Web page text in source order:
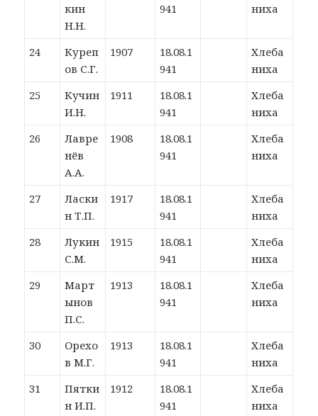
кин
Н.Н.
941
ниха
24
Куреп
ов С.Г.
1907
18.08.1
941
Хлеба
ниха
25
Кучин
И.Н.
1911
18.08.1
941
Хлеба
ниха
26
Лавре
нёв
А.А.
1908
18.08.1
941
Хлеба
ниха
27
Ласки
н Т.П.
1917
18.08.1
941
Хлеба
ниха
28
Лукин
С.М.
1915
18.08.1
941
Хлеба
ниха
29
Март
ынов
П.С.
1913
18.08.1
941
Хлеба
ниха
30
Орехо
в М.Г.
1913
18.08.1
941
Хлеба
ниха
31
Пятки
н И.П.
1912
18.08.1
941
Хлеба
ниха